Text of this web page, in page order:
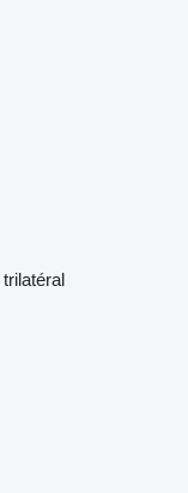
trilatéral